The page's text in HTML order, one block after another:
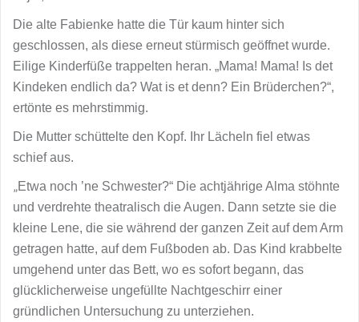
Die alte Fabienke hatte die Tür kaum hinter sich
geschlossen, als diese erneut stürmisch geöffnet wurde.
Eilige Kinderfüße trappelten heran. „Mama! Mama! Is det
Kindeken endlich da? Wat is et denn? Ein Brüderchen?“,
ertönte es mehrstimmig.
Die Mutter schüttelte den Kopf. Ihr Lächeln fiel etwas
schief aus.
„Etwa noch ’ne Schwester?“ Die achtjährige Alma stöhnte
und verdrehte theatralisch die Augen. Dann setzte sie die
kleine Lene, die sie während der ganzen Zeit auf dem Arm
getragen hatte, auf dem Fußboden ab. Das Kind krabbelte
umgehend unter das Bett, wo es sofort begann, das
glücklicherweise ungefüllte Nachtgeschirr einer
gründlichen Untersuchung zu unterziehen.